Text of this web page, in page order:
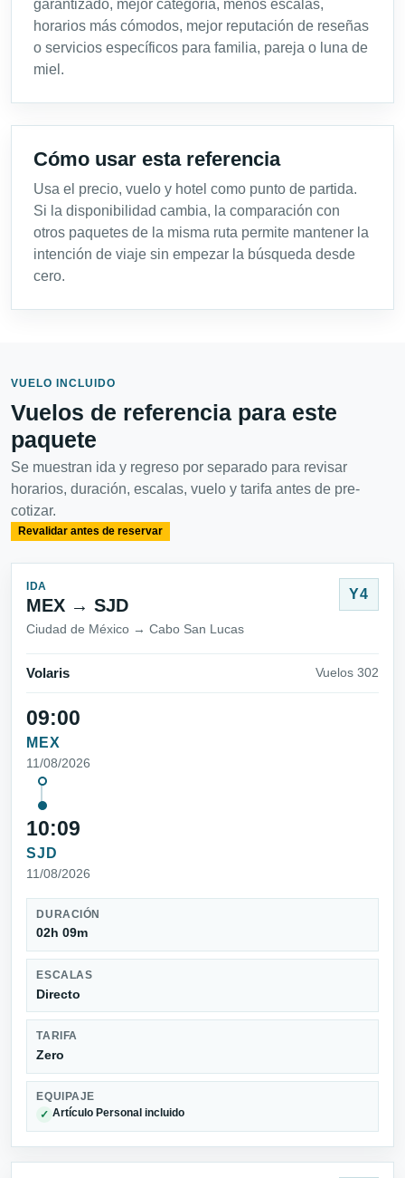
garantizado, mejor categoría, menos escalas,
horarios más cómodos, mejor reputación de reseñas
o servicios específicos para familia, pareja o luna de
miel.
Cómo usar esta referencia
Usa el precio, vuelo y hotel como punto de partida.
Si la disponibilidad cambia, la comparación con
otros paquetes de la misma ruta permite mantener la
intención de viaje sin empezar la búsqueda desde
cero.
VUELO INCLUIDO
Vuelos de referencia para este
paquete
Se muestran ida y regreso por separado para revisar
horarios, duración, escalas, vuelo y tarifa antes de pre-
cotizar.
Revalidar antes de reservar
IDA
MEX → SJD
Ciudad de México → Cabo San Lucas
Y4
Volaris Vuelos 302
09:00
MEX
11/08/2026
10:09
SJD
11/08/2026
DURACIÓN
02h 09m
ESCALAS
Directo
TARIFA
Zero
EQUIPAJE
✓ Artículo Personal incluido